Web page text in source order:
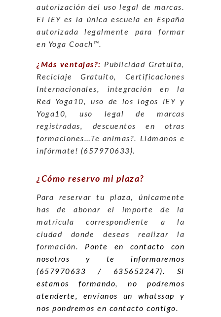
autorización del uso legal de marcas.
El IEY es la única escuela en España
autorizada legalmente para formar
en Yoga Coach™.
¿Más ventajas?: Publicidad Gratuita,
Reciclaje Gratuito, Certificaciones
Internacionales, integración en la
Red Yoga10, uso de los logos IEY y
Yoga10, uso legal de marcas
registradas, descuentos en otras
formaciones…Te animas?. Llámanos e
infórmate! (657970633).
¿Cómo reservo mi plaza?
Para reservar tu plaza, únicamente
has de abonar el importe de la
matrícula correspondiente a la
ciudad donde deseas realizar la
formación. Ponte en contacto con
nosotros y te informaremos
(657970633 / 635652247). Si
estamos formando, no podremos
atenderte, envíanos un whatssap y
nos pondremos en contacto contigo.